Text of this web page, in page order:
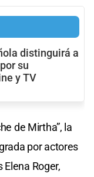
distinguirá a
su
y TV
de Mirtha”, la
por actores
Roger,